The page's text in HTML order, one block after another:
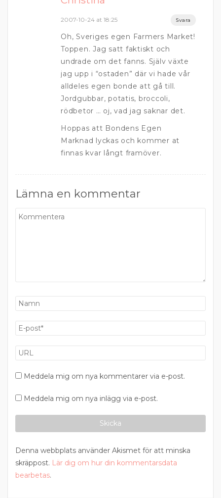
2007-10-24 at 18:25 Svara
Oh, Sveriges egen Farmers Market!
Toppen. Jag satt faktiskt och
undrade om det fanns. Själv växte
jag upp i “ostaden” där vi hade vår
alldeles egen bonde att gå till.
Jordgubbar, potatis, broccoli,
rödbetor … oj, vad jag saknar det.
Hoppas att Bondens Egen
Marknad lyckas och kommer at
finnas kvar långt framöver.
Lämna en kommentar
Meddela mig om nya kommentarer via e-post.
Meddela mig om nya inlägg via e-post.
Denna webbplats använder Akismet för att minska
skräppost. Lär dig om hur din kommentarsdata
bearbetas.